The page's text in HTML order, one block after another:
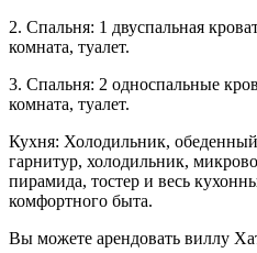
2. Спальня: 1 двуспальная
комната, туалет.
3. Спальня: 2 односпальные
комната, туалет.
Кухня: Холодильник,
гарнитур, холодильник,
пирамида, тостер и весь
комфортного быта.
Вы можете арендовать виллу